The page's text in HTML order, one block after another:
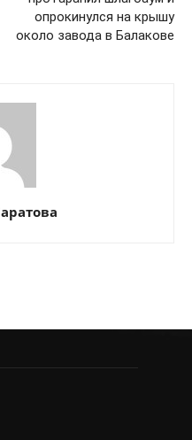
опрокинулся на крышу
около завода в Балакове